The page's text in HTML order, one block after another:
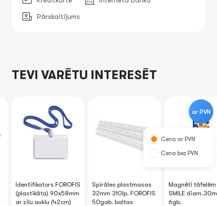
Pārskaitījums
TEVI VARĒTU INTERESĒT
Identifikators FOROFIS
(plastikāta) 90x58mm
ar zilu auklu (42cm)
Spirāles plastmasas
32mm 310lp. FOROFIS
50gab. baltas
Magnēti tāfelēm
SMILE
6gb.
ar PVN
Cena ar PVN
Cena bez PVN